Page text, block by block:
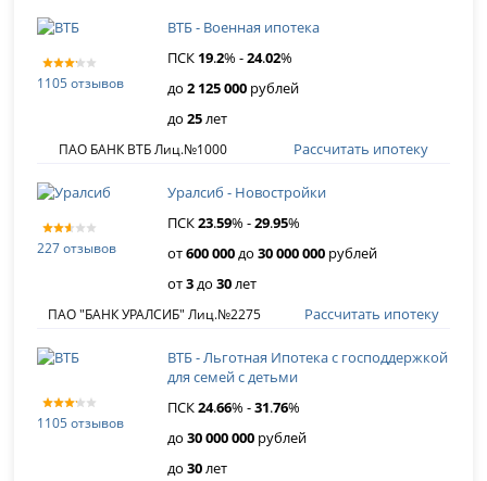
1105 отзывов
ВТБ - Военная ипотека
ПСК 19.2% -24.02%
до2 125 000 рублей
до25лет
ПАО БАНК ВТБ Лиц.№1000 Рассчитать ипотеку
227 отзывов
Уралсиб - Новостройки
ПСК23.59% -29.95%
от600 000до30 000 000 рублей
от3до30лет
ПАО "БАНК УРАЛСИБ" Лиц.№2275 Рассчитать ипотеку
1105 отзывов
ВТБ - Льготная Ипотека с господдержкой
для семей с детьми
ПСК24.66% -31.76%
до30 000 000 рублей
до30лет